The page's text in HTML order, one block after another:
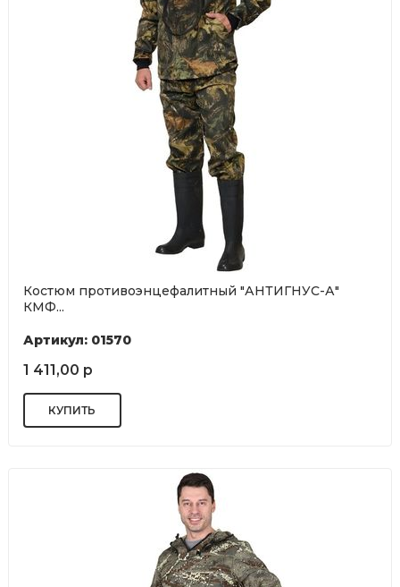
Костюм противоэнцефалитный "АНТИГНУС-А"
КМФ...
Артикул: 01570
1 411,00 р